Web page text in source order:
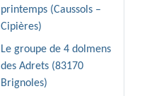
printemps (Caussols –
Cipières)
Le groupe de 4 dolmens
des Adrets (83170
Brignoles)